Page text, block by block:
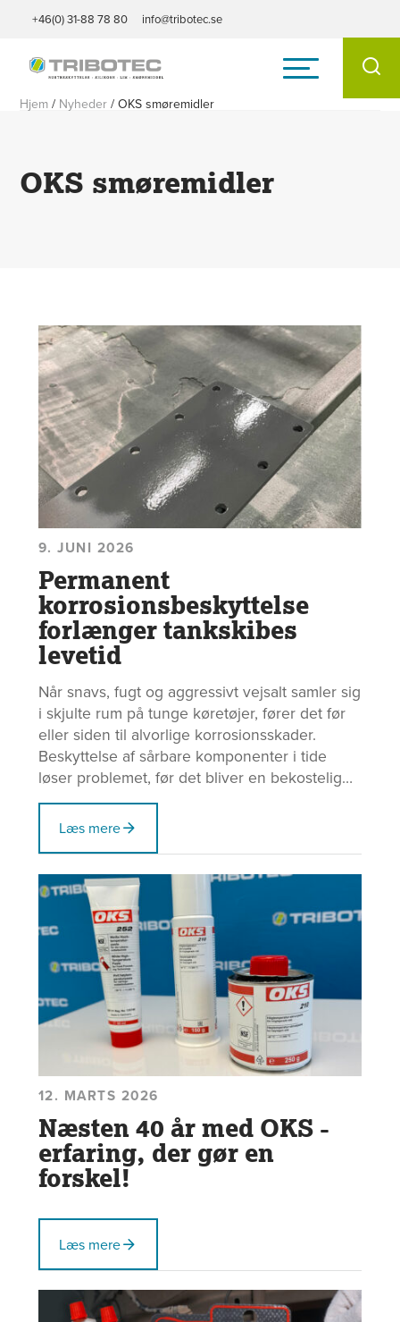
+46(0) 31-88 78 80 info@tribotec.se
Hjem / Nyheder /OKS smøremidler
OKS smøremidler
9. JUNI 2026
Permanent
korrosionsbeskyttelse
forlænger tankskibes
levetid
Når snavs, fugt og aggressivt vejsalt samler sig
i skjulte rum på tunge køretøjer, fører det før
eller siden til alvorlige korrosionsskader.
Beskyttelse af sårbare komponenter i tide
løser problemet, før det bliver en bekostelig
affære med uventet nedetid og reparationer -
og forlænger køretøjets levetid.
Læs mere
12. MARTS 2026
Næsten 40 år med OKS -
erfaring, der gør en
forskel!
Læs mere